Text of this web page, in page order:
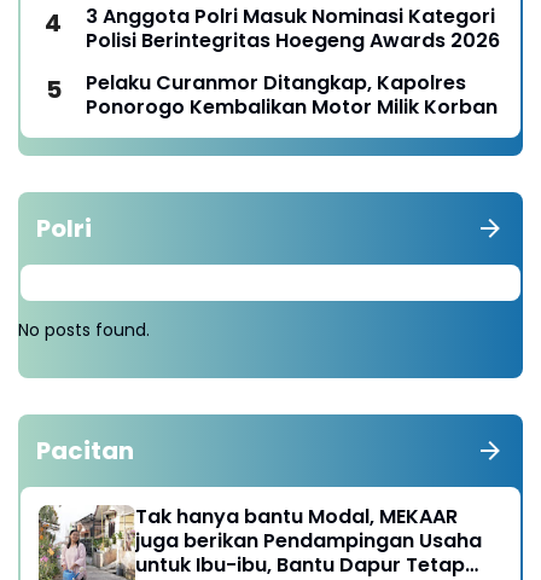
3 Anggota Polri Masuk Nominasi Kategori
Polisi Berintegritas Hoegeng Awards 2026
Pelaku Curanmor Ditangkap, Kapolres
Ponorogo Kembalikan Motor Milik Korban
Polri
No posts found.
Pacitan
Tak hanya bantu Modal, MEKAAR
juga berikan Pendampingan Usaha
untuk Ibu-ibu, Bantu Dapur Tetap